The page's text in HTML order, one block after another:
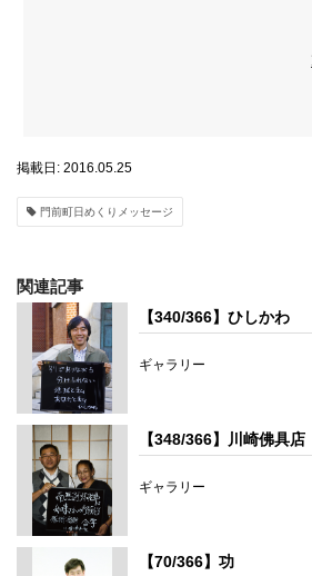
掲載日: 2016.05.25
門前町日めくりメッセージ
関連記事
【340/366】ひしかわ
ギャラリー
【348/366】川崎佛具店
ギャラリー
【70/366】功